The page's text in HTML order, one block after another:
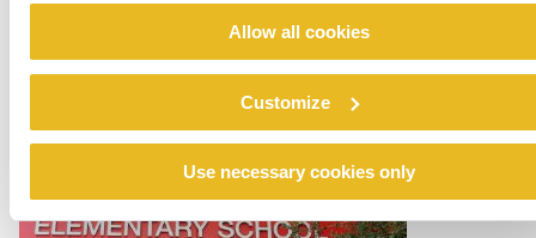
Allow all cookies
Customize
Use necessary cookies only
Hayes Valley School